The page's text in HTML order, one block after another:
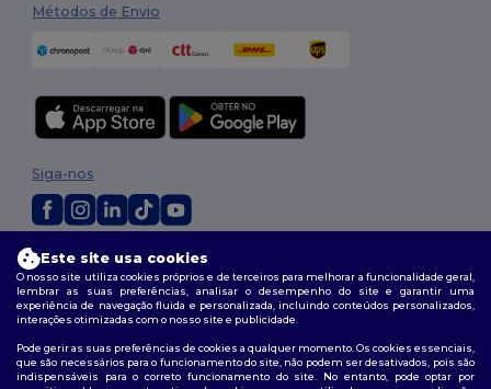
Métodos de Envio
2026. Todos os direitos reservados
Termos e Condições| Política de personalização |Política de Privacidade
|Política de cookies|Mapa do Site
Siga-nos
Este site usa cookies
O nosso site utiliza cookies próprios e de terceiros para melhorar a funcionalidade geral,
lembrar as suas preferências, analisar o desempenho do site e garantir uma
experiência de navegação fluida e personalizada, incluindo conteúdos personalizados,
interações otimizadas com o nosso site e publicidade.
Pode gerir as suas preferências de cookies a qualquer momento. Os cookies essenciais,
que são necessários para o funcionamento do site, não podem ser desativados, pois são
indispensáveis para o correto funcionamento do site. No entanto, pode optar por